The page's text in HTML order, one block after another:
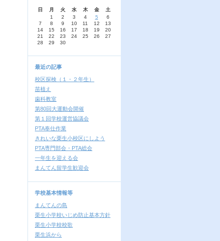
日 月 火 水 木 金
土
1
2 3 4 5
6
7
8 9 10 11 12
13
14
15 16 17 18 19
20
21
22 23 24 25 26
27
28
29 30
最近の記事
校区探検（１・２年生）
苗植え
歯科教室
第80回大運動会開催
第１回学校運営協議会
PTA奉仕作業
きれいな栗生小校区にしよう
PTA専門部会・PTA総会
一年生を迎える会
まんてん留学生歓迎会
学校基本情報等
まんてんの島
栗生小学校いじめ防止基本方針
栗生小学校校歌
栗生浜から